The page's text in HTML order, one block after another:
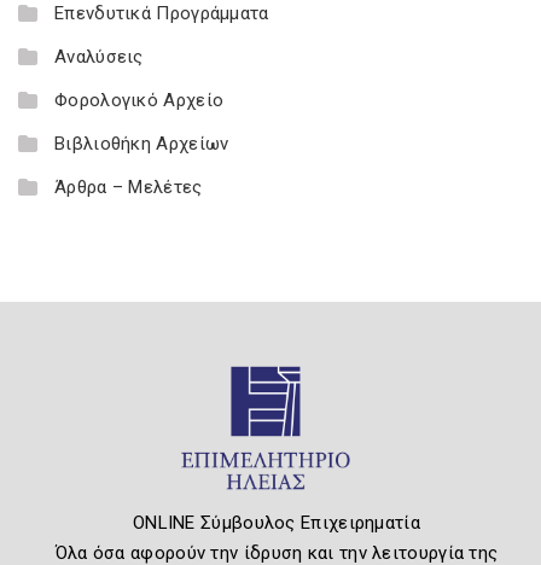
Επενδυτικά Προγράμματα
Αναλύσεις
Φορολογικό Αρχείο
Βιβλιοθήκη Αρχείων
Άρθρα – Μελέτες
ONLINE Σύμβουλος Επιχειρηματία
Όλα όσα αφορούν την ίδρυση και την λειτουργία της